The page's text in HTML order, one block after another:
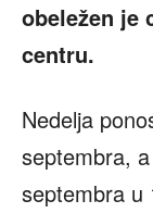
obeležen je
centru.
Nedelja
septembra,
septembra u